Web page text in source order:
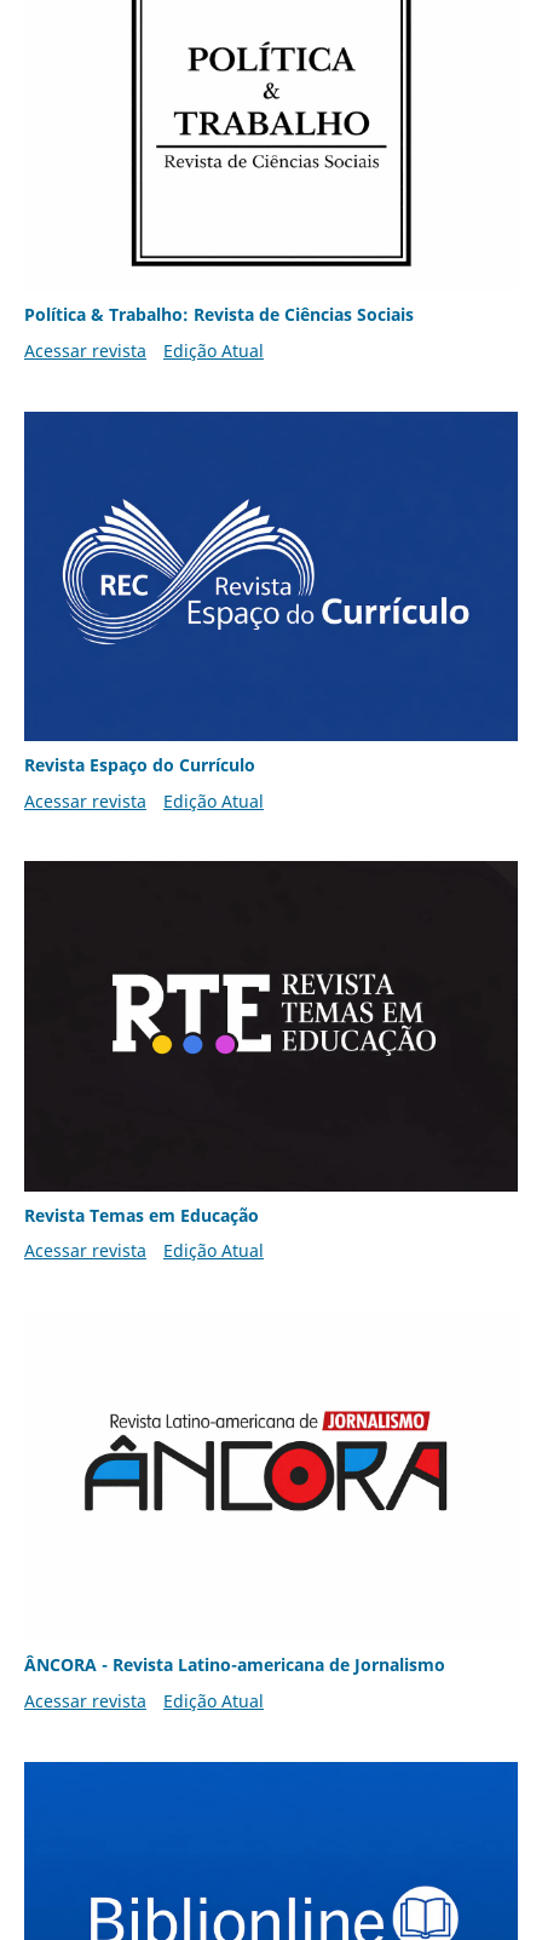
Política & Trabalho: Revista de Ciências Sociais
Acessar revista
Edição Atual
Revista Espaço do Currículo
Acessar revista
Edição Atual
Revista Temas em Educação
Acessar revista
Edição Atual
ÂNCORA - Revista Latino-americana de Jornalismo
Acessar revista
Edição Atual